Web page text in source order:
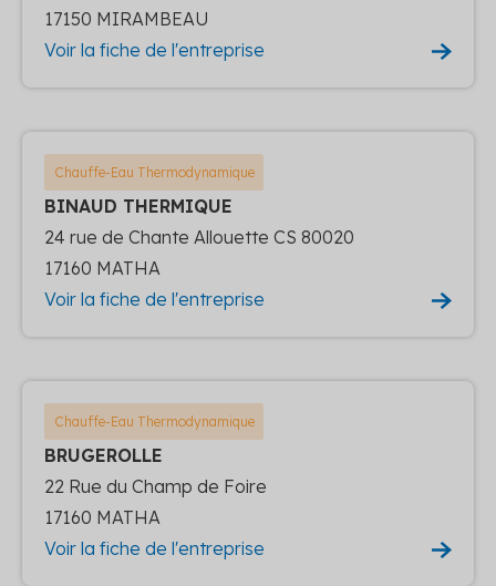
17150 MIRAMBEAU
Voir la fiche de l'entreprise
Chauffe-Eau Thermodynamique
BINAUD THERMIQUE
24 rue de Chante Allouette CS 80020
17160 MATHA
Voir la fiche de l'entreprise
Chauffe-Eau Thermodynamique
BRUGEROLLE
22 Rue du Champ de Foire
17160 MATHA
Voir la fiche de l'entreprise